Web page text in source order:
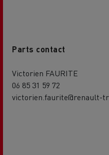
Parts contact
Victorien FAURITE
06 85 31 59 72
victorien.faurite@renault-